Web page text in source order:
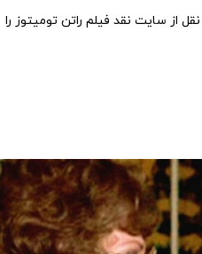
از سایت نقد فیلم راتن تومیتوز را